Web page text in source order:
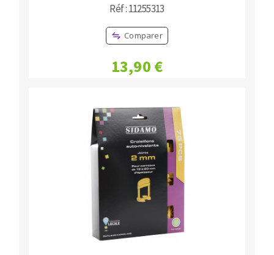
Réf : 11255313
Comparer
13,90 €